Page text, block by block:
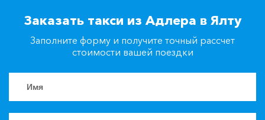
+7(861)217-90-04
Заказать такси из Адлера в Ялту
Заполните форму и получите точный рассчет
стоимости вашей поездки